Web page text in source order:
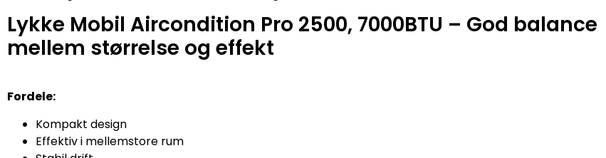
Lykke Mobil Aircondition Pro 2500, 7000BTU – God balance
mellem størrelse og effekt
Fordele:
Kompakt design
Effektiv i mellemstore rum